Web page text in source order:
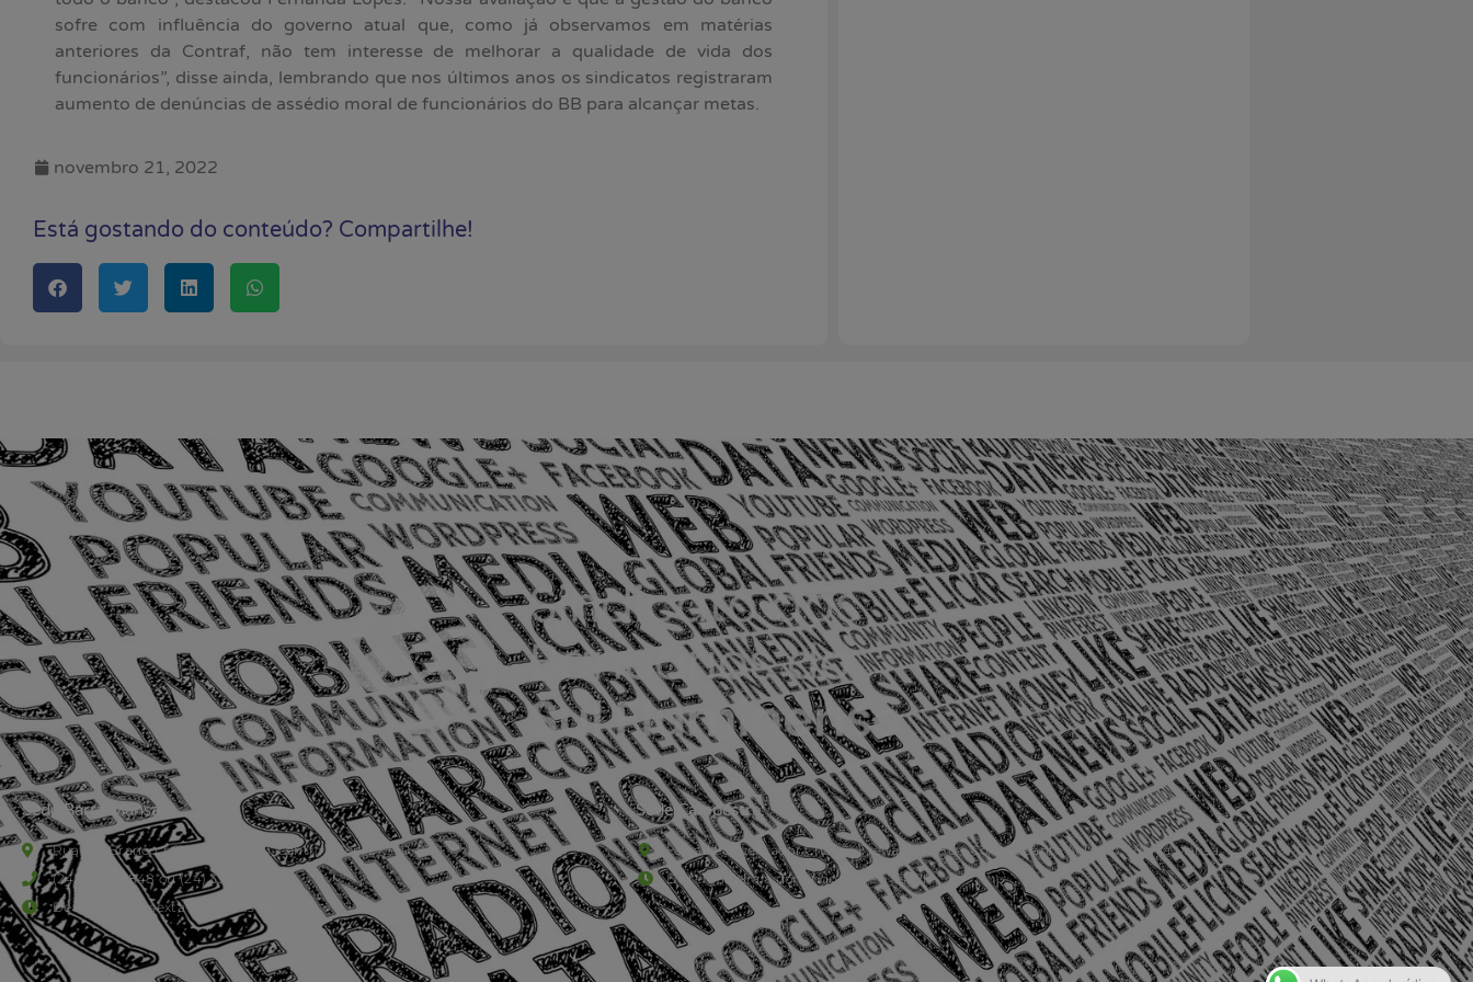
sofre com influência do governo atual que, como já observamos em matérias
anteriores da Contraf, não tem interesse de melhorar a qualidade de vida dos
funcionários”, disse ainda, lembrando que nos últimos anos os sindicatos registraram
aumento de denúncias de assédio moral de funcionários do BB para alcançar metas.
novembro 21, 2022
Está gostando do conteúdo? Compartilhe!
Sede Barra Mansa
Rua Rio Branco, nº107 (2º andar), Centro - Cep: 27.330-030
(24) 3323-2848 ou (24) 3323-2500
De segunda à sexta-feira , das 9h às 17h.
Sede Campestre:
Estrada Governador Chagas Freitas – 3.780 – Colônia Santo Antônio – Barra Mansa
De terça-feira a domingo, das 9h às 17h